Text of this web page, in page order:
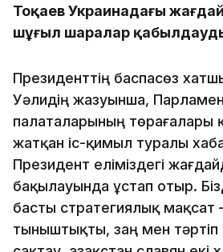
Тоқаев Украинадағы
шұғыл шаралар
Президенттің баспасөз
Уәлидің жазуынша,
палаталарының төрағалары
жатқан іс-қимыл туралы
Президент еліміздегі
бақылауында ұстап отыр.
басты стратегиялық мақсат
тыныштықты, заң мен тәртіп